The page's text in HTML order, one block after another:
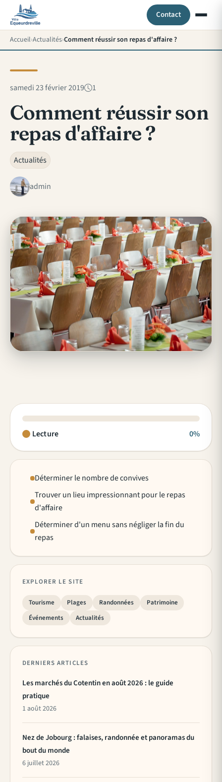
Contact
Accueil Actualités Comment réussir son repas d'affaire ?
samedi 23 février 2019 1
Comment réussir son
repas d'affaire ?
Actualités
admin
Lecture 0%
Déterminer le nombre de convives
Trouver un lieu impressionnant pour le repas
d'affaire
Déterminer d'un menu sans négliger la fin du
repas
EXPLORER LE SITE
Tourisme Plages Randonnées
Patrimoine
Événements
Actualités
DERNIERS ARTICLES
Les marchés du Cotentin en août 2026 : le guide
pratique
1 août 2026
Nez de Jobourg : falaises, randonnée et panoramas du
bout du monde
6 juillet 2026